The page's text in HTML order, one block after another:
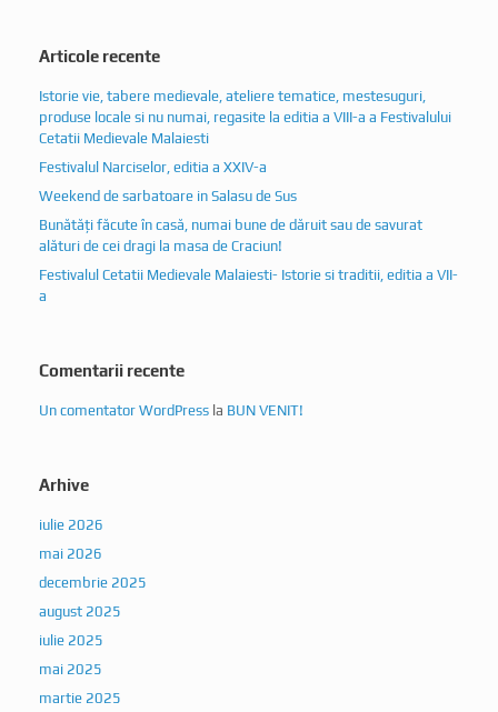
Articole recente
Istorie vie, tabere medievale, ateliere tematice, mestesuguri,
produse locale si nu numai, regasite la editia a VIII-a a Festivalului
Cetatii Medievale Malaiesti
Festivalul Narciselor, editia a XXIV-a
Weekend de sarbatoare in Salasu de Sus
Bunătăți făcute în casă, numai bune de dăruit sau de savurat
alături de cei dragi la masa de Craciun!
Festivalul Cetatii Medievale Malaiesti- Istorie si traditii, editia a VII-
a
Comentarii recente
Un comentator WordPress la BUN VENIT!
Arhive
iulie 2026
mai 2026
decembrie 2025
august 2025
iulie 2025
mai 2025
martie 2025